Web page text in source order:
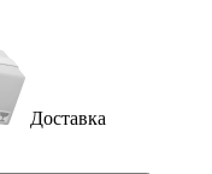
Доставка